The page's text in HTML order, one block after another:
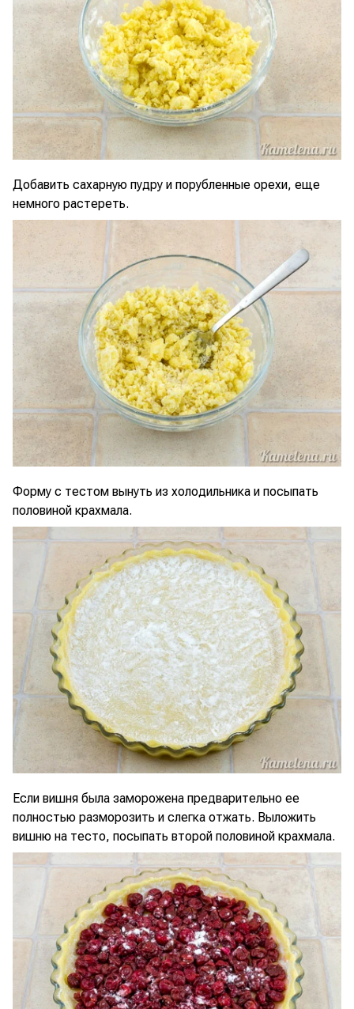
Добавить сахарную пудру и порубленные орехи, еще
немного растереть.
Форму с тестом вынуть из холодильника и посыпать
половиной крахмала.
Если вишня была заморожена предварительно ее
полностью разморозить и слегка отжать. Выложить
вишню на тесто, посыпать второй половиной крахмала.